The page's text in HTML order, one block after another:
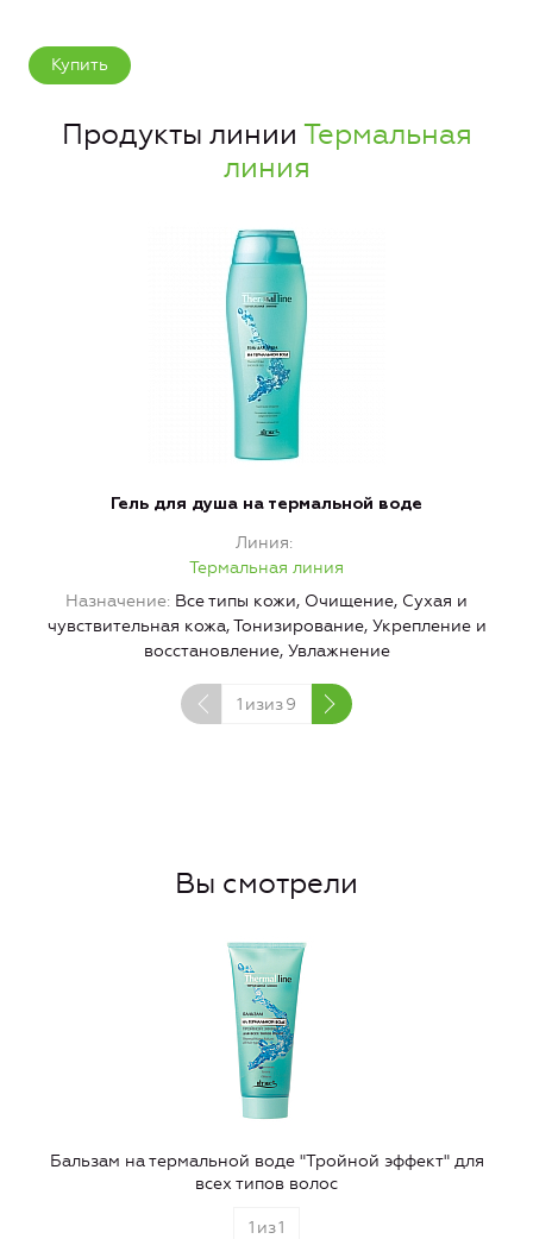
Купить
Продукты линии Термальная
линия
Гель для душа на термальной воде
Линия
Термальная линия
Назначение Все типы кожи, Очищение, Сухая и
чувствительная кожа, Тонизирование, Укрепление и
восстановление, Увлажнение
1 изиз9
Вы смотрели
Бальзам на термальной воде "Тройной эффект" для
всех типов волос
1 из1